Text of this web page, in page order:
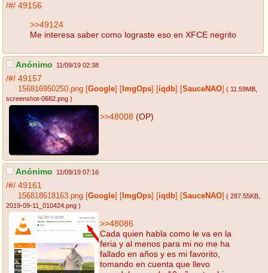
/#/ 49156
>>49124
Me interesa saber como lograste eso en XFCE negrito
Anónimo 11/09/19 02:38
/#/ 49157
156816950250.png Google ImgOps iqdb SauceNAO ( 11.59MB
screenshot-0682.png )
>>48008 (OP)
Anónimo 11/09/19 07:16
/#/ 49161
156818618163.png Google ImgOps iqdb SauceNAO ( 287.55KB
2019-09-11_010424.png )
>>48086
Cada quien habla como le va en la
feria y al menos para mi no me ha
fallado en años y es mi favorito,
tomando en cuenta que llevo